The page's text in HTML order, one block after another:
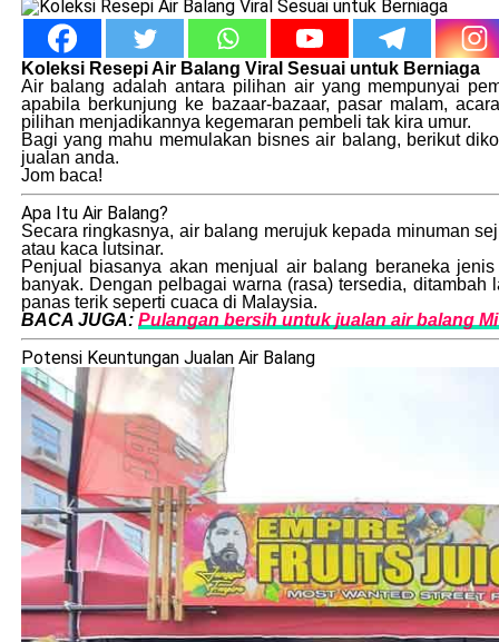
Koleksi Resepi Air Balang Viral Sesuai untuk Berniaga
Air balang adalah antara pilihan air yang mempunyai
apabila berkunjung ke bazaar-bazaar, pasar malam,
pilihan menjadikannya kegemaran pembeli tak kira umur.
Bagi yang mahu memulakan bisnes air balang, berikut
jualan anda.
Jom baca!
Apa Itu Air Balang?
Secara ringkasnya, air balang merujuk kepada minuman
atau kaca lutsinar.
Penjual biasanya akan menjual air balang beraneka
banyak. Dengan pelbagai warna (rasa) tersedia,
panas terik seperti cuaca di Malaysia.
BACA JUGA: Pulangan bersih untuk jualan air balang
Potensi Keuntungan Jualan Air Balang